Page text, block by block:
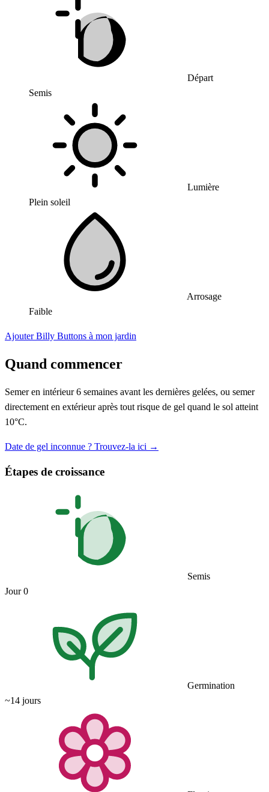
Départ
Semis
Lumière
Plein soleil
Arrosage
Faible
Ajouter Billy Buttons à mon jardin
Quand commencer
Semer en intérieur 6 semaines avant les dernières gelées, ou semer
directement en extérieur après tout risque de gel quand le sol atteint
10°C.
Date de gel inconnue ? Trouvez-la ici →
Étapes de croissance
Semis
Jour 0
Germination
~14 jours